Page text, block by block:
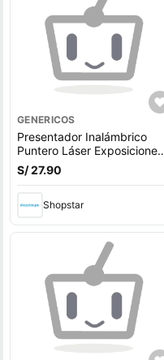
GENERICOS
Presentador Inalámbrico
Puntero Láser Exposiciones
Profesionales
S/ 27.90
Shopstar